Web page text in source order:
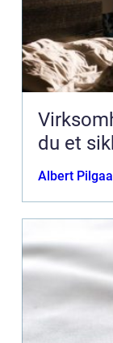
du et
Albert